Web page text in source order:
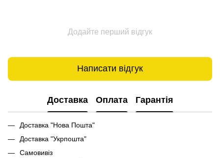
Додайте перший відгук
Написати відгук
Доставка Оплата Гарантія
Доставка "Нова Пошта"
Доставка "Укрпошта"
Самовивіз